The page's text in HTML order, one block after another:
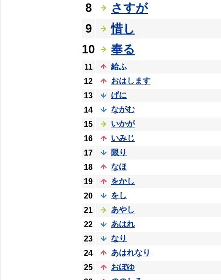
8
さすが
9
惜し
10
奉る
11
給ふ
12
おはします
13
げに
14
ながむ
15
いかが
16
いみじ
17
限り
18
なほ
19
をかし
20
をし
21
あやし
22
あはれ
23
なり
24
あはれなり
25
おぼゆ